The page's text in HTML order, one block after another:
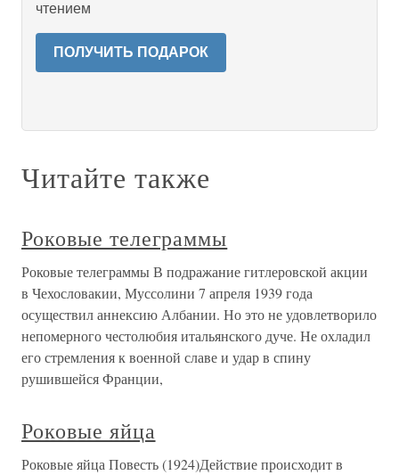
чтением
ПОЛУЧИТЬ ПОДАРОК
Читайте также
Роковые телеграммы
Роковые телеграммы В подражание гитлеровской акции
в Чехословакии, Муссолини 7 апреля 1939 года
осуществил аннексию Албании. Но это не удовлетворило
непомерного честолюбия итальянского дуче. Не охладил
его стремления к военной славе и удар в спину
рушившейся Франции,
Роковые яйца
Роковые яйца Повесть (1924)Действие происходит в